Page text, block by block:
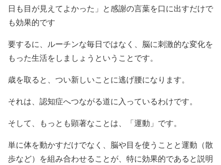
日も目が見えてよかった」と感謝の言葉を口に出すだけで
も効果的です
要するに、ルーチンな毎日ではなく、脳に刺激的な変化を
もった生活をしましょうということです。
歳を取ると、つい新しいことに逃げ腰になります。
それは、認知症へつながる道に入っているわけです。
そして、もっとも顕著なことは、「運動」です。
単に体を動かすだけでなく、脳や目を使うことと運動（散
歩など）を組み合わせることが、特に効果的であると説明